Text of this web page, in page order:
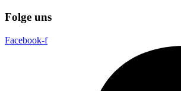
Folge uns
Facebook-f